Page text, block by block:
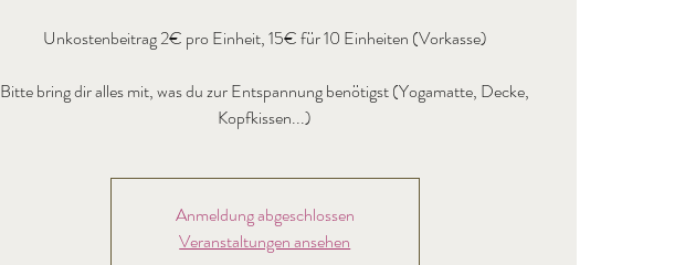
Unkostenbeitrag 2€ pro Einheit, 15€ für 10 Einheiten (Vorkasse)
Bitte bring dir alles mit, was du zur Entspannung benötigst (Yogamatte, Decke,
Kopfkissen...)
Anmeldung abgeschlossen
Veranstaltungen ansehen